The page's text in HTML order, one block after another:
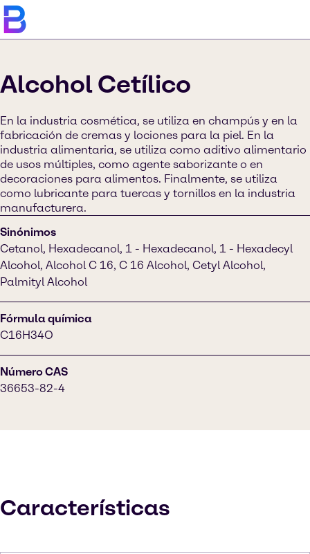
Alcohol Cetílico
En la industria cosmética, se utiliza en champús y en la
fabricación de cremas y lociones para la piel. En la
industria alimentaria, se utiliza como aditivo alimentario
de usos múltiples, como agente saborizante o en
decoraciones para alimentos. Finalmente, se utiliza
como lubricante para tuercas y tornillos en la industria
manufacturera.
Sinónimos
Cetanol, Hexadecanol, 1 - Hexadecanol, 1 - Hexadecyl
Alcohol, Alcohol C 16, C 16 Alcohol, Cetyl Alcohol,
Palmityl Alcohol
Fórmula química
C16H34O
Número CAS
36653-82-4
Características